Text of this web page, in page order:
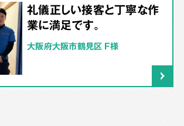
礼儀正しい接客と丁寧な作
業に満足です。
大阪府大阪市鶴見区 F様